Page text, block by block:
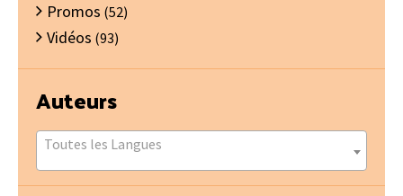
Promos (52)
Vidéos (93)
Auteurs
Toutes les Langues